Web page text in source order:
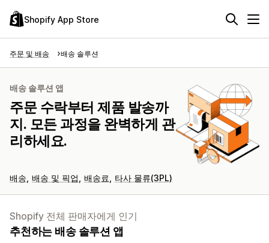
Shopify App Store
주문 및 배송 배송 솔루션
배송 솔루션 앱
주문 수락부터 제품 발송까
지. 모든 과정을 완벽하게 관
리하세요.
배송 배송 및 픽업 배송료 타사 물류(3PL)
Shopify 전체 판매자에게 인기
추천하는 배송 솔루션 앱